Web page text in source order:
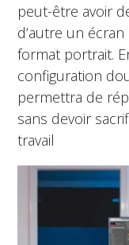
peut-être avoir
d’autre un
format portrait.
configuration
permettra de
sans devoir
travail